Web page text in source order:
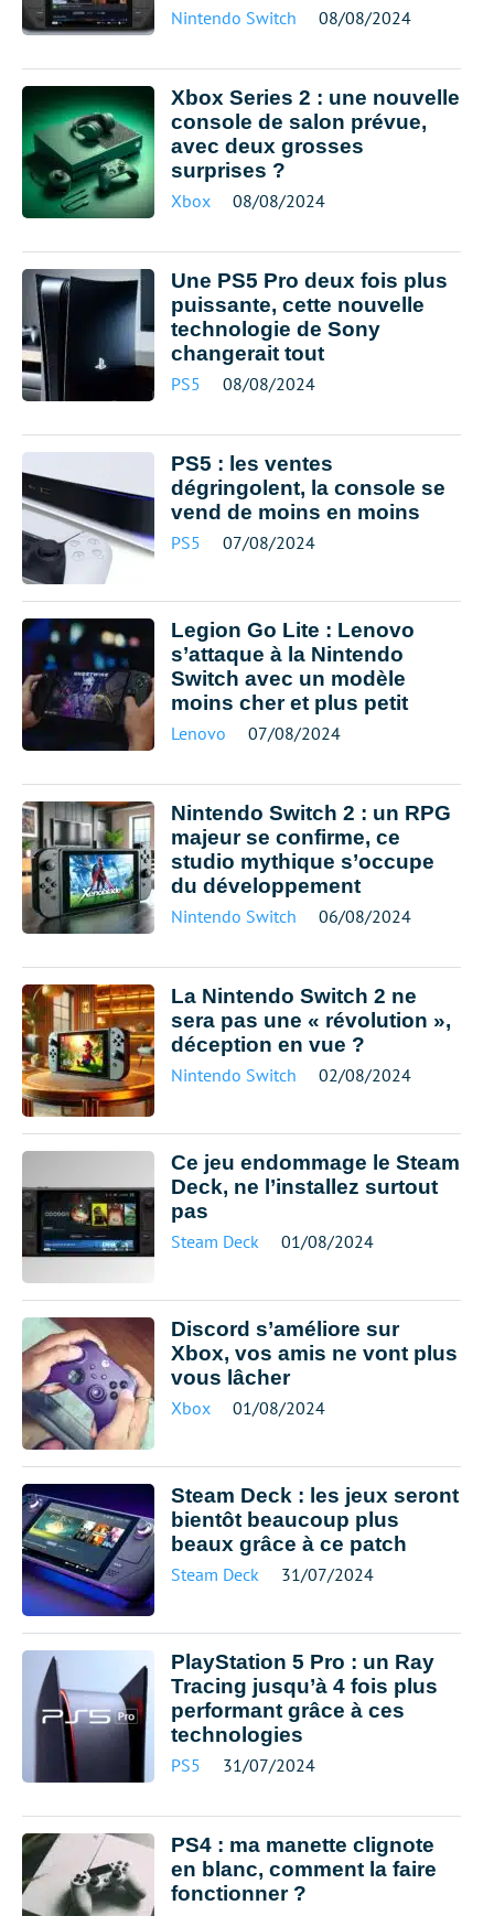
Nintendo Switch 08/08/2024
Xbox Series 2 : une nouvelle
console de salon prévue,
avec deux grosses
surprises ?
Xbox 08/08/2024
Une PS5 Pro deux fois plus
puissante, cette nouvelle
technologie de Sony
changerait tout
PS5 08/08/2024
PS5 : les ventes
dégringolent, la console se
vend de moins en moins
PS5 07/08/2024
Legion Go Lite : Lenovo
s’attaque à la Nintendo
Switch avec un modèle
moins cher et plus petit
Lenovo 07/08/2024
Nintendo Switch 2 : un RPG
majeur se confirme, ce
studio mythique s’occupe
du développement
Nintendo Switch 06/08/2024
La Nintendo Switch 2 ne
sera pas une « révolution »,
déception en vue ?
Nintendo Switch 02/08/2024
Ce jeu endommage le Steam
Deck, ne l’installez surtout
pas
Steam Deck 01/08/2024
Discord s’améliore sur
Xbox, vos amis ne vont plus
vous lâcher
Xbox 01/08/2024
Steam Deck : les jeux seront
bientôt beaucoup plus
beaux grâce à ce patch
Steam Deck 31/07/2024
PlayStation 5 Pro : un Ray
Tracing jusqu’à 4 fois plus
performant grâce à ces
technologies
PS5 31/07/2024
PS4 : ma manette clignote
en blanc, comment la faire
fonctionner ?